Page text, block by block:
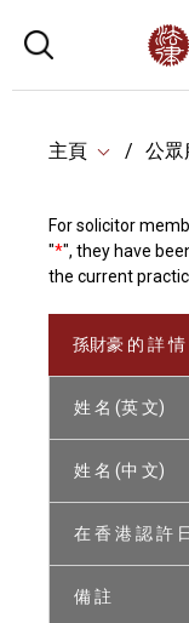
主頁 公眾
For solicitor
"*", they have
the current
孫財豪 的 詳 情
姓 名 (英 文)
姓 名 (中 文)
在 香 港 認 許
備 註